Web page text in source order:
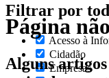
Filtrar por
Acesso à
Cidadão
Empresas
Página
Alguns